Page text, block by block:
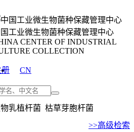
工业微生物菌种保藏管理中心
CENTER OF INDUSTRIAL
COLLECTION
册
CN
乳植杆菌 枯草芽胞杆菌
>>高级检索